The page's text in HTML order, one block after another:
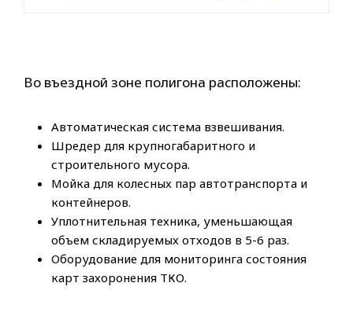
Во въездной зоне полигона расположены:
Автоматическая система взвешивания.
Шредер для крупногабаритного и
строительного мусора.
Мойка для колесных пар автотранспорта и
контейнеров.
Уплотнительная техника, уменьшающая
объем складируемых отходов в 5-6 раз.
Оборудование для мониторинга состояния
карт захоронения ТКО.